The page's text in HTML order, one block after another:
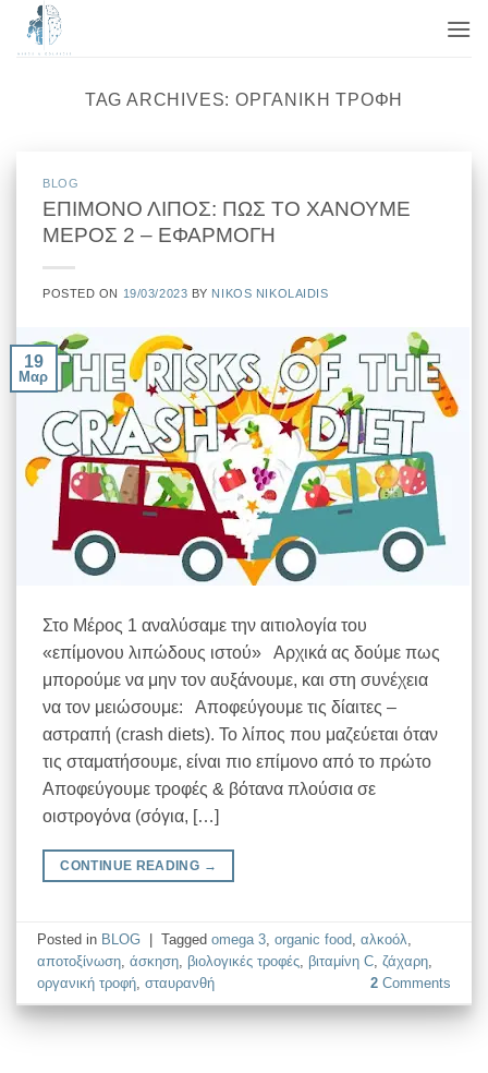
Μετάβαση
TAG ARCHIVES: ΟΡΓΑΝΙΚΉ ΤΡΟΦΉ
BLOG
ΕΠΙΜΟΝΟ ΛΙΠΟΣ: ΠΩΣ ΤΟ ΧΑΝΟΥΜΕ
ΜΕΡΟΣ 2 – ΕΦΑΡΜΟΓΗ
POSTED ON 19/03/2023 BY NIKOS NIKOLAIDIS
19
Μαρ
Στο Μέρος 1 αναλύσαμε την αιτιολογία του
«επίμονου λιπώδους ιστού» Αρχικά ας δούμε πως
μπορούμε να μην τον αυξάνουμε, και στη συνέχεια
να τον μειώσουμε: Αποφεύγουμε τις δίαιτες –
αστραπή (crash diets). Το λίπος που μαζεύεται όταν
τις σταματήσουμε, είναι πιο επίμονο από το πρώτο
Αποφεύγουμε τροφές & βότανα πλούσια σε
οιστρογόνα (σόγια, […]
CONTINUE READING →
Posted in BLOG Taggedomega 3 ,organic food ,αλκοόλ
αποτοξίνωση ,άσκηση βιολογικές τροφές βιταμίνη C ,ζάχαρη
οργανική τροφή ,σταυρανθή 2Comments